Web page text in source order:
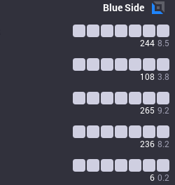
BlueSide
244 8.5
108 3.8
265 9.2
236 8.2
6 0.2